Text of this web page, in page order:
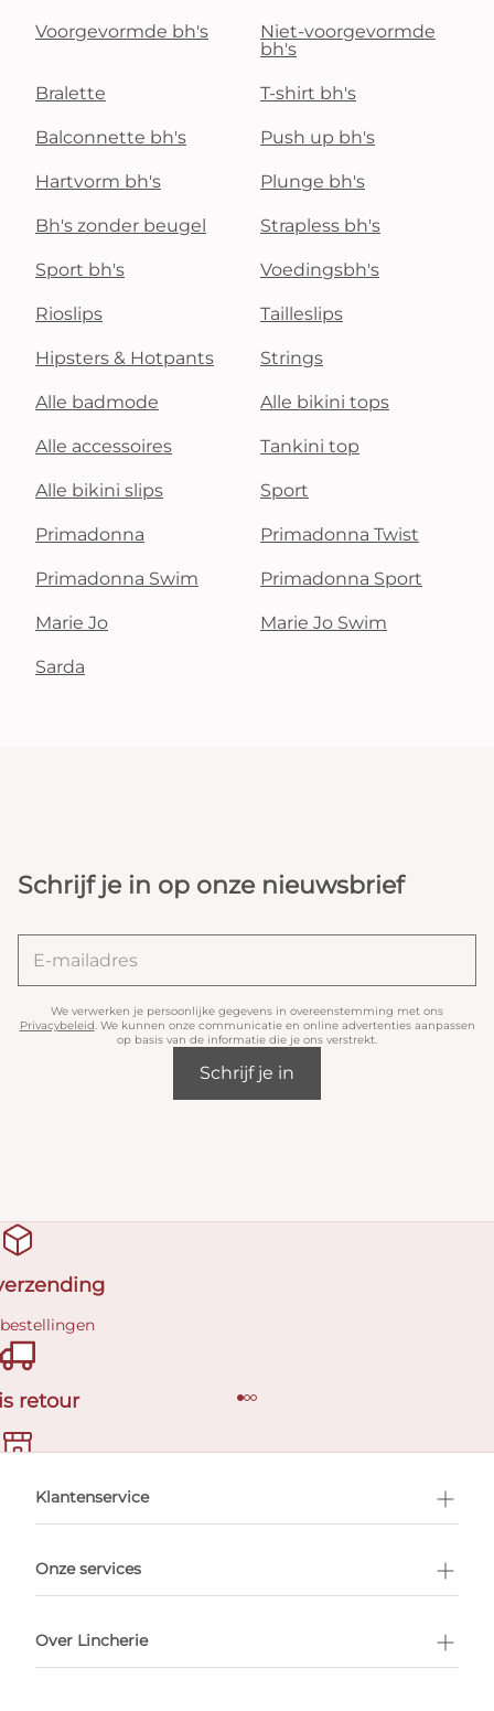
Voorgevormde bh's
Niet-voorgevormde
bh's
Bralette T-shirt bh's
Balconnette bh's Push up bh's
Hartvorm bh's Plunge bh's
Bh's zonder beugel Strapless bh's
Sport bh's Voedingsbh's
Rioslips Tailleslips
Hipsters & Hotpants Strings
Alle badmode Alle bikini tops
Alle accessoires Tankini top
Alle bikini slips Sport
Primadonna Primadonna Twist
Primadonna Swim Primadonna Sport
Marie Jo Marie Jo Swim
Sarda
Schrijf je in op onze nieuwsbrief
We verwerken je persoonlijke gegevens in overeenstemming met ons
Privacybeleid. We kunnen onze communicatie en online advertenties aanpassen
op basis van de informatie die je ons verstrekt.
Schrijf je in
retour
afspraak
Klantenservice
Onze services
Over Lincherie